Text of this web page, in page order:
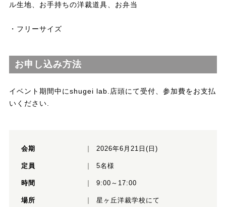
ル生地、お手持ちの洋裁道具、お弁当
・フリーサイズ
お申し込み方法
イベント期間中にshugei lab.店頭にて受付、参加費をお支払
いください.
会期 2026年6月21日(日)
定員 5名様
時間 9:00～17:00
場所 星ヶ丘洋裁学校にて